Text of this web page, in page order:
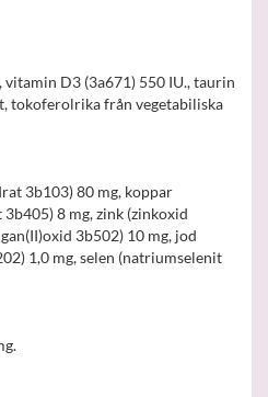
D3 (3a671) 550 IU., taurin
tokoferolrika från vegetabiliska
3b103) 80 mg, koppar
8 mg, zink (zinkoxid
3b502) 10 mg, jod
1,0 mg, selen (natriumselenit